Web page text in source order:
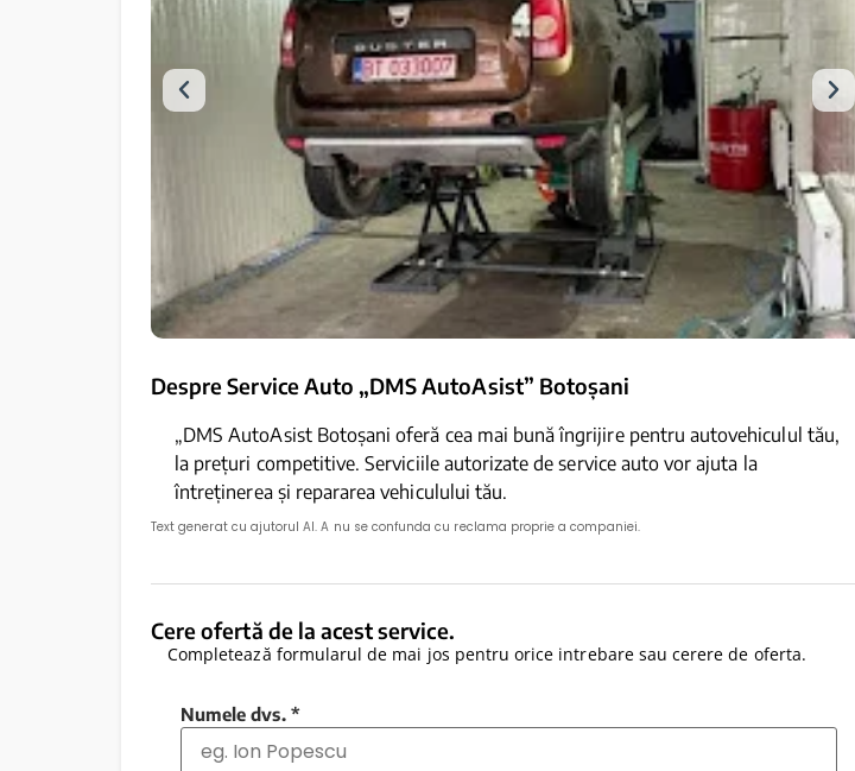
Despre Service Auto „DMS AutoAsist” Botoșani
„DMS AutoAsist Botoșani oferă cea mai bună îngrijire pentru autovehiculul tău,
la prețuri competitive. Serviciile autorizate de service auto vor ajuta la
întreținerea și repararea vehiculului tău.
Text generat cu ajutorul AI. A nu se confunda cu reclama proprie a companiei.
Cere ofertă de la acest service.
Completează formularul de mai jos pentru orice intrebare sau cerere de oferta.
Numele dvs. *